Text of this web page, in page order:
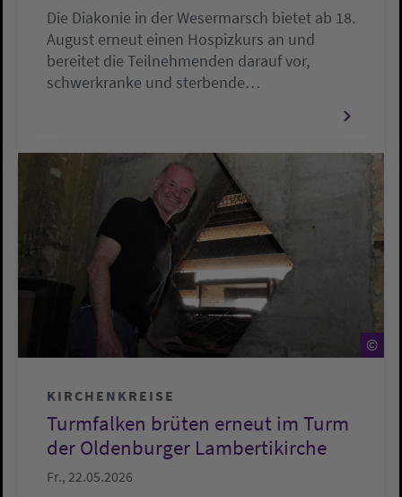
Die Diakonie in der Wesermarsch bietet ab 18.
August erneut einen Hospizkurs an und
bereitet die Teilnehmenden darauf vor,
schwerkranke und sterbende…
©
©
KIRCHENKREISE
Turmfalken brüten erneut im Turm
der Oldenburger Lambertikirche
Fr., 22.05.2026